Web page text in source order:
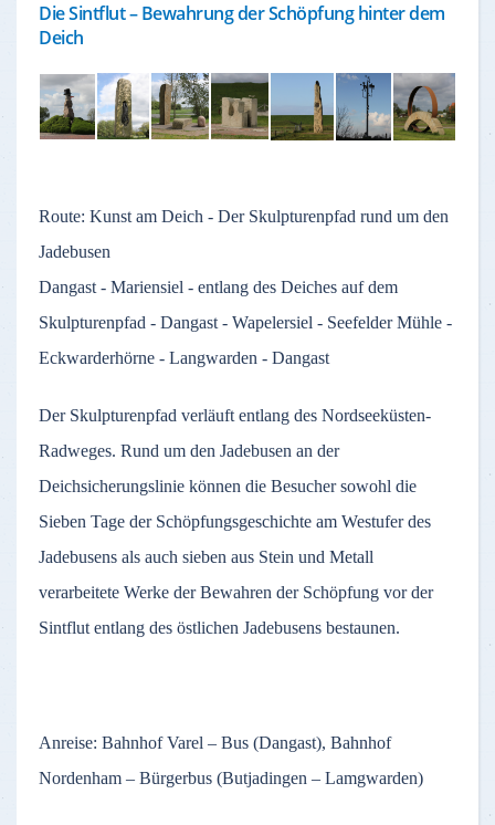
Die Sintflut – Bewahrung der Schöpfung hinter dem
Deich
Route: Kunst am Deich - Der Skulpturenpfad rund um den
Jadebusen
Dangast - Mariensiel - entlang des Deiches auf dem
Skulpturenpfad - Dangast - Wapelersiel - Seefelder Mühle -
Eckwarderhörne - Langwarden - Dangast
Der Skulpturenpfad verläuft entlang des Nordseeküsten-
Radweges. Rund um den Jadebusen an der
Deichsicherungslinie können die Besucher sowohl die
Sieben Tage der Schöpfungsgeschichte am Westufer des
Jadebusens als auch sieben aus Stein und Metall
verarbeitete Werke der Bewahren der Schöpfung vor der
Sintflut entlang des östlichen Jadebusens bestaunen.
Anreise: Bahnhof Varel – Bus (Dangast), Bahnhof
Nordenham – Bürgerbus (Butjadingen – Lamgwarden)